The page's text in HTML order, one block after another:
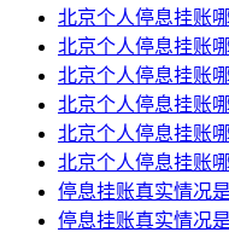
北京个人停息挂账
北京个人停息挂账
北京个人停息挂账
北京个人停息挂账
北京个人停息挂账
北京个人停息挂账
停息挂账真实情况
停息挂账真实情况